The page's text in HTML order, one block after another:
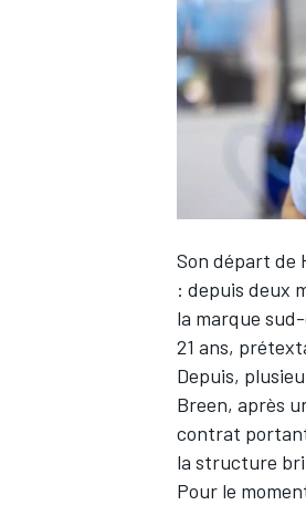
WRC
WEC
Son départ de
: depuis deux
la marque
21 ans,
Depuis,
Breen, après
contrat
la structure
Pour le